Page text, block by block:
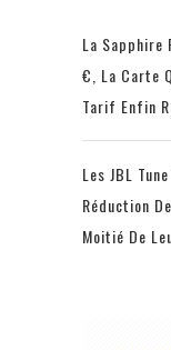
La Sapphire
€, La Carte
Tarif Enfin
Les JBL
Réduction
Moitié De